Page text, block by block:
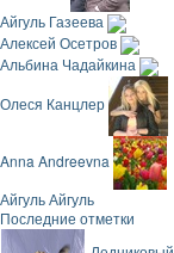
Айгуль Газеева
Алексей Осетров
Альбина Чадайкина
Олеся Канцлер
Anna Andreevna
Айгуль Айгуль
Последние отметки